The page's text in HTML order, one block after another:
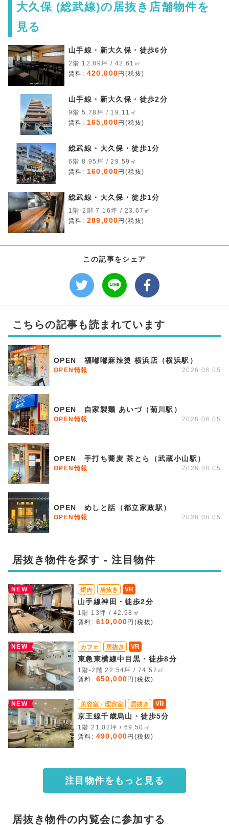
大久保 (総武線)の居抜き店舗物件を
見る
山手線・新大久保・徒歩6分
2階 12.89坪 / 42.61㎡
賃料: 420,000 円(税抜)
山手線・新大久保・徒歩2分
9階 5.78坪 / 19.11㎡
賃料: 165,000 円(税抜)
総武線・大久保・徒歩1分
6階 8.95坪 / 29.59㎡
賃料: 160,000 円(税抜)
総武線・大久保・徒歩1分
1階-2階 7.16坪 / 23.67㎡
賃料: 289,000 円(税抜)
この記事をシェア
こちらの記事も読まれています
OPEN 福嘟嘟麻辣烫 横浜店（横浜駅）
OPEN情報 2026.08.05
OPEN 自家製麺 あいづ（菊川駅）
OPEN情報 2026.08.05
OPEN 手打ち蕎麦 茶とら（武蔵小山駅）
OPEN情報 2026.08.05
OPEN めしと話（都立家政駅）
OPEN情報 2026.08.05
居抜き物件を探す - 注目物件
NEW 焼肉 居抜き VR
山手線神田・徒歩2分
1階 13坪 / 42.98㎡
賃料: 610,000 円(税抜)
NEW カフェ 居抜き VR
東急東横線中目黒・徒歩8分
1階-2階 22.54坪 / 74.52㎡
賃料: 650,000 円(税抜)
NEW 美容室・理容室 居抜き VR
京王線千歳烏山・徒歩5分
1階 21.02坪 / 69.50㎡
賃料: 490,000 円(税抜)
注目物件をもっと見る
居抜き物件の内覧会に参加する